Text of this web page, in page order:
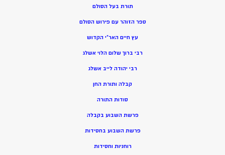
תורת בעל הסולם
ספר הזוהר עם פירוש הסולם
עץ חיים האר”י הקדוש
רבי ברוך שלום הלוי אשלג
רבי יהודה לייב אשלג
קבלה ותורת החן
סודות התורה
פרשת השבוע בקבלה
פרשת השבוע בחסידות
רוחניות וחסידות